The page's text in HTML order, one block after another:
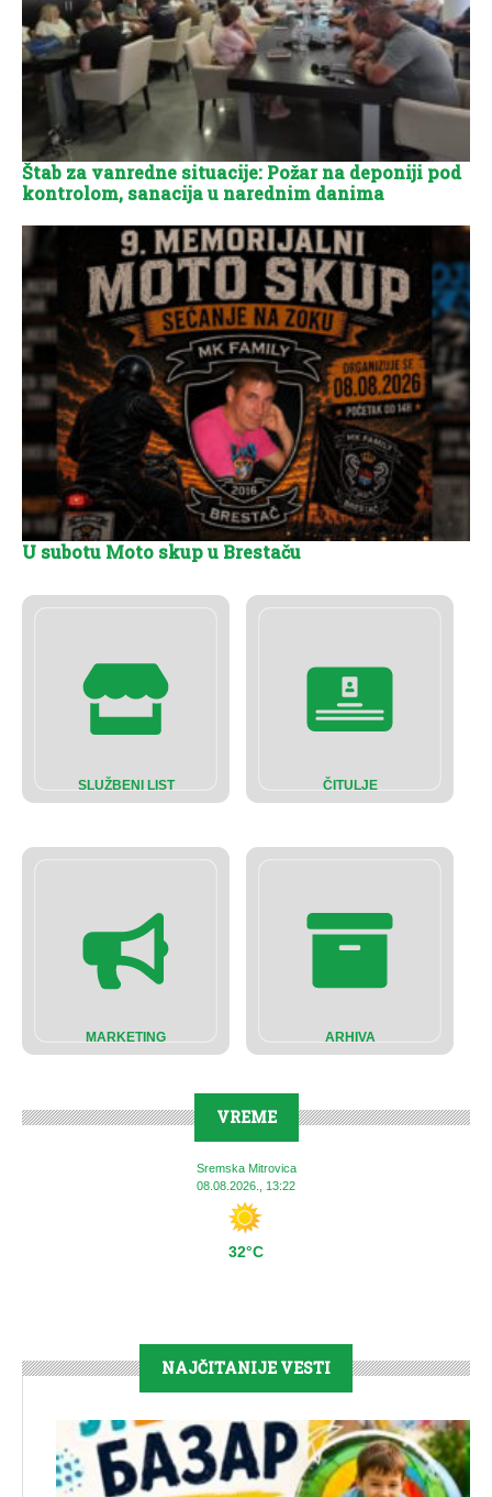
SLUŽBENI LIST ČITULJE
MARKETING ARHIVA
VREME
Sremska Mitrovica
08.08.2026., 13:22
32°C
Štab za vanredne situacije: Požar na deponiji pod
kontrolom, sanacija u narednim danima
U subotu Moto skup u Brestaču
NAJČITANIJE VESTI